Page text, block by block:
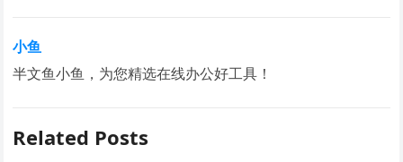
小鱼
半文鱼小鱼，为您精选在线办公好工具！
Related Posts